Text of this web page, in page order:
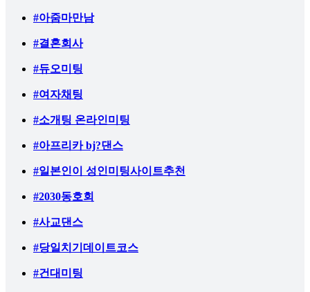
#아줌마만남
#결혼회사
#듀오미팅
#여자채팅
#소개팅 온라인미팅
#아프리카 bj?댄스
#일본인이 성인미팅사이트추천
#2030동호회
#사교댄스
#당일치기데이트코스
#건대미팅